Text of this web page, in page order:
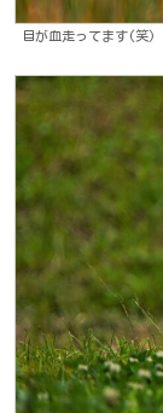
目が血走ってます(笑)